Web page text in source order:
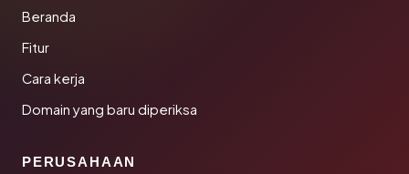
Beranda
Fitur
Cara kerja
Domain yang baru diperiksa
PERUSAHAAN